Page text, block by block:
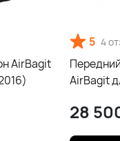
AirBagit
5 4
AirBagit
28